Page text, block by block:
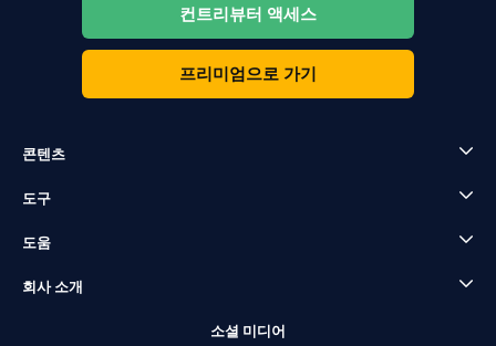
컨트리뷰터 액세스
프리미엄으로 가기
콘텐츠
도구
도움
회사 소개
소셜 미디어